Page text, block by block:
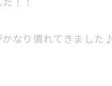
なり慣れてきました♪